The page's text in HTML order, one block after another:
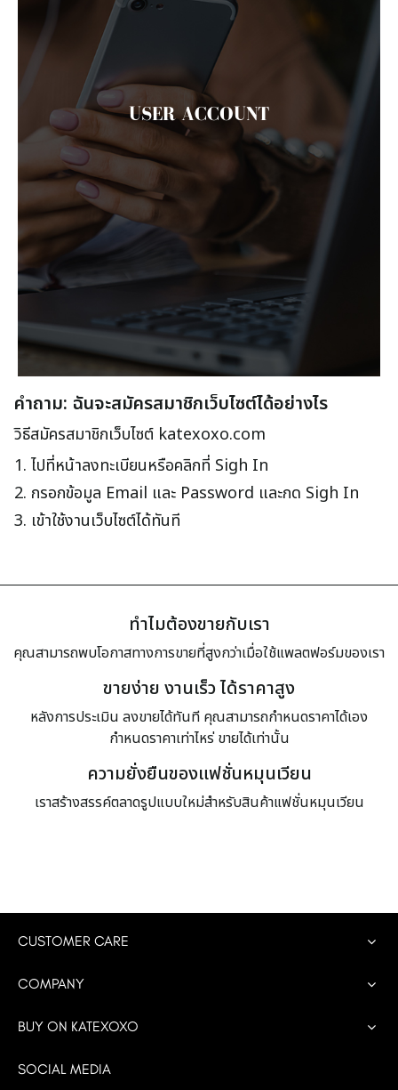
USER ACCOUNT
คำถาม: ฉันจะสมัครสมาชิกเว็บไซต์ได้อย่างไร
วิธีสมัครสมาชิกเว็บไซต์ katexoxo.com
1. ไปที่หน้าลงทะเบียนหรือคลิกที่ Sigh In
2. กรอกข้อมูล Email และ Password และกด Sigh In
3. เข้าใช้งานเว็บไซต์ได้ทันที
ทำไมต้องขายกับเรา
คุณสามารถพบโอกาสทางการขายที่สูงกว่าเมื่อใช้แพลตฟอร์มของเรา
ขายง่าย งานเร็ว ได้ราคาสูง
หลังการประเมิน ลงขายได้ทันที คุณสามารถกำหนดราคาได้เอง
กำหนดราคาเท่าไหร่ ขายได้เท่านั้น
ความยั่งยืนของแฟชั่นหมุนเวียน
เราสร้างสรรค์ตลาดรูปแบบใหม่สำหรับสินค้าแฟชั่นหมุนเวียน
CUSTOMER CARE
COMPANY
BUY ON KATEXOXO
SOCIAL MEDIA